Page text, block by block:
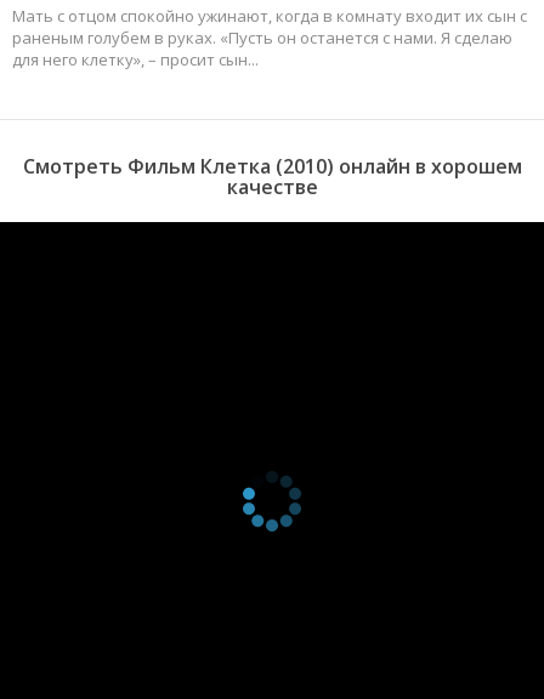
Мать с отцом спокойно ужинают, когда в комнату входит их сын с
раненым голубем в руках. «Пусть он останется с нами. Я сделаю
для него клетку», – просит сын...
Смотреть Фильм Клетка (2010) онлайн в хорошем
качестве